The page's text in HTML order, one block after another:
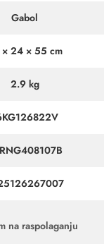
Gabol
24 × 55 cm
2.9 kg
na raspolaganju